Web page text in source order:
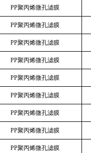
PP聚丙烯微孔滤膜
PP聚丙烯微孔滤膜
PP聚丙烯微孔滤膜
PP聚丙烯微孔滤膜
PP聚丙烯微孔滤膜
PP聚丙烯微孔滤膜
PP聚丙烯微孔滤膜
PP聚丙烯微孔滤膜
PP聚丙烯微孔滤膜